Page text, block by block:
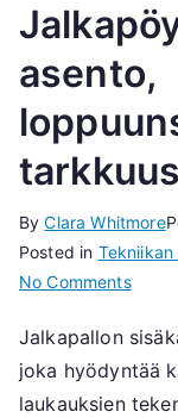
asento,
tarkkuus
ByClara Whitmore
Posted in
No Commentson
Jalkapallon
joka hyödyntää
laukauksien